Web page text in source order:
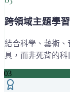
跨領域主題學習
結合科學、藝術
具，而非死背的科
03